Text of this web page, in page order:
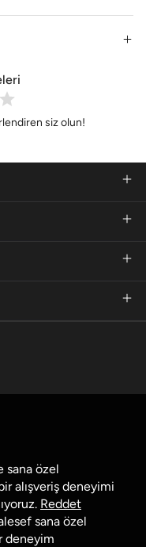
siz olun!
sana özel
alışveriş deneyimi
Reddet
sana özel
deneyim